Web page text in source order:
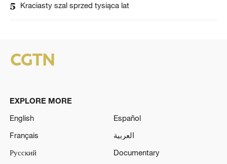
5 Kraciasty szal sprzed tysiąca lat
EXPLORE MORE
English
Español
Français
العربية
Русский
Documentary